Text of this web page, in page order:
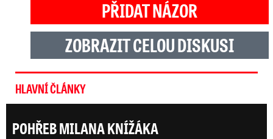
PŘIDAT NÁZOR
ZOBRAZIT CELOU DISKUSI
HLAVNÍ ČLÁNKY
POHŘEB MILANA KNÍŽÁKA